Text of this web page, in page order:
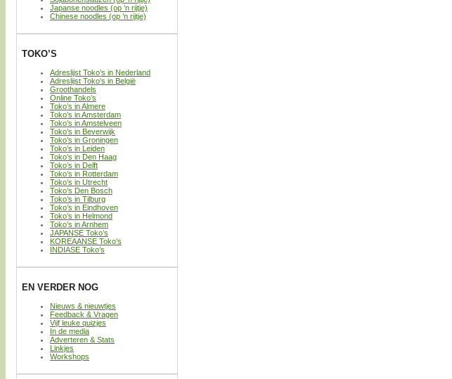
Japanse noodles (op ’n rijtje)
Chinese noodles (op ’n rijtje)
TOKO’S
Adreslijst Toko’s in Nederland
Adreslijst Toko’s in België
Groothandels
Online Toko’s
Toko’s in Almere
Toko’s in Amsterdam
Toko’s in Amstelveen
Toko’s in Beverwijk
Toko’s in Groningen
Toko’s in Leiden
Toko’s in Den Haag
Toko’s in Delft
Toko’s in Rotterdam
Toko’s in Utrecht
Toko’s Den Bosch
Toko’s in Tilburg
Toko’s in Eindhoven
Toko’s in Helmond
Toko’s in Arnhem
JAPANSE Toko’s
KOREAANSE Toko’s
INDIASE Toko’s
EN VERDER NOG
Nieuws & nieuwtjes
Feedback & Vragen
Vijf leuke quizjes
In de media
Adverteren & Stats
Linkjes
Workshops